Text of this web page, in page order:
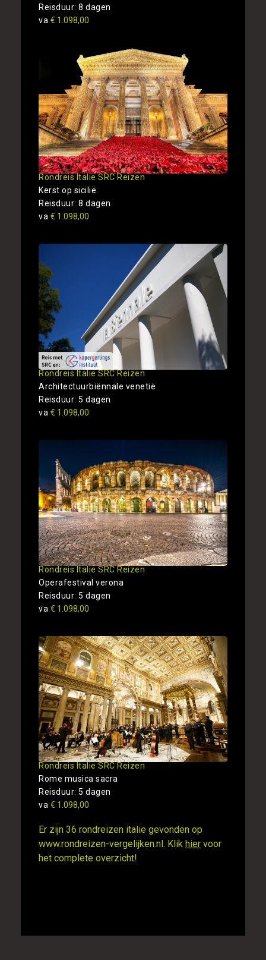
Reisduur: 8 dagen
va € 1.098,00
Rondreis Italie SRC Reizen
Kerst op sicilië
Reisduur: 8 dagen
va € 1.098,00
Rondreis Italie SRC Reizen
Architectuurbiënnale venetië
Reisduur: 5 dagen
va € 1.098,00
Rondreis Italie SRC Reizen
Operafestival verona
Reisduur: 5 dagen
va € 1.098,00
Rondreis Italie SRC Reizen
Rome musica sacra
Reisduur: 5 dagen
va € 1.098,00
Er zijn 36 rondreizen italie gevonden op
www.rondreizen-vergelijken.nl. Klik hier voor
het complete overzicht!